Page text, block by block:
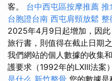
客。 台中西屯區按摩推薦 推
台胞證台南 西屯肩頸放鬆 整
2025年4月9日起增加，因
旅行書，則值得在截止日期
我們網站的個人數據的收集
護要求（1992年的LXIII法案
是什么 新竹整骨 您的數據是